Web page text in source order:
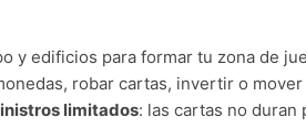
y edificios para formar tu zona de
robar cartas, invertir o
limitados: las cartas no duran